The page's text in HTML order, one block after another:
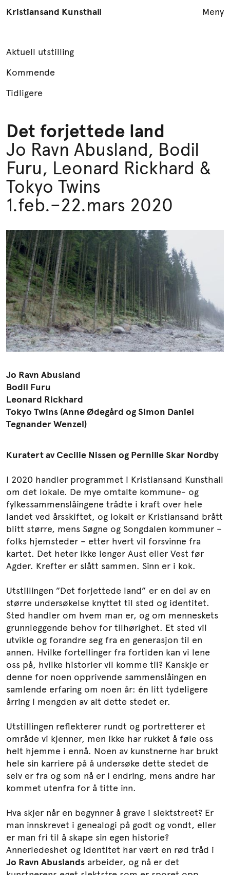
Meny
Kristiansand Kunsthall
Podcast
YouTube
Publikasjoner
Aktuell utstilling
Kommende
Tidligere
Det forjettede land
Jo Ravn Abusland, Bodil
Furu, Leonard Rickhard &
Tokyo Twins
1.feb.–22.mars 2020
Jo Ravn Abusland
Bodil Furu
Leonard Rickhard
Tokyo Twins (Anne Ødegård og Simon Daniel
Tegnander Wenzel)
Kuratert av Cecilie Nissen og Pernille Skar Nordby
I 2020 handler programmet i Kristiansand Kunsthall
om det lokale. De mye omtalte kommune- og
fylkessammenslåingene trådte i kraft over hele
landet ved årsskiftet, og lokalt er Kristiansand brått
blitt større, mens Søgne og Songdalen kommuner –
folks hjemsteder – etter hvert vil forsvinne fra
kartet. Det heter ikke lenger Aust eller Vest før
Agder. Krefter er slått sammen. Sinn er i kok.
Utstillingen ”Det forjettede land” er en del av en
større undersøkelse knyttet til sted og identitet.
Sted handler om hvem man er, og om menneskets
grunnleggende behov for tilhørighet. Et sted vil
utvikle og forandre seg fra en generasjon til en
annen. Hvilke fortellinger fra fortiden kan vi lene
oss på, hvilke historier vil komme til? Kanskje er
denne for noen opprivende sammenslåingen en
samlende erfaring om noen år: én litt tydeligere
årring i mengden av alt dette stedet er.
Utstillingen reflekterer rundt og portretterer et
område vi kjenner, men ikke har rukket å føle oss
helt hjemme i ennå. Noen av kunstnerne har brukt
hele sin karriere på å undersøke dette stedet de
selv er fra og som nå er i endring, mens andre har
kommet utenfra for å titte inn.
Hva skjer når en begynner å grave i slektstreet? Er
man innskrevet i genealogi på godt og vondt, eller
er man fri til å skape sin egen historie?
Annerledeshet og identitet har vært en rød tråd i
Jo Ravn Abuslands arbeider, og nå er det